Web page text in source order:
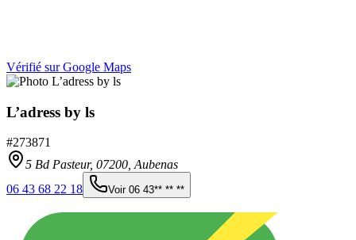
Vérifié sur Google Maps
L’adress by ls
#273871
5 Bd Pasteur, 07200 Aubenas
06 43 68 22 18
Voir 06 43** ** **